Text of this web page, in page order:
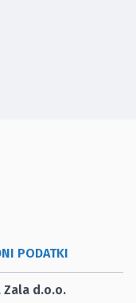
PODATKI
Zala d.o.o.